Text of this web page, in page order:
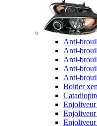
Anti-
Anti-
Anti-
Anti-
Anti-
Boitier
Enjoliveur
Enjoliveur